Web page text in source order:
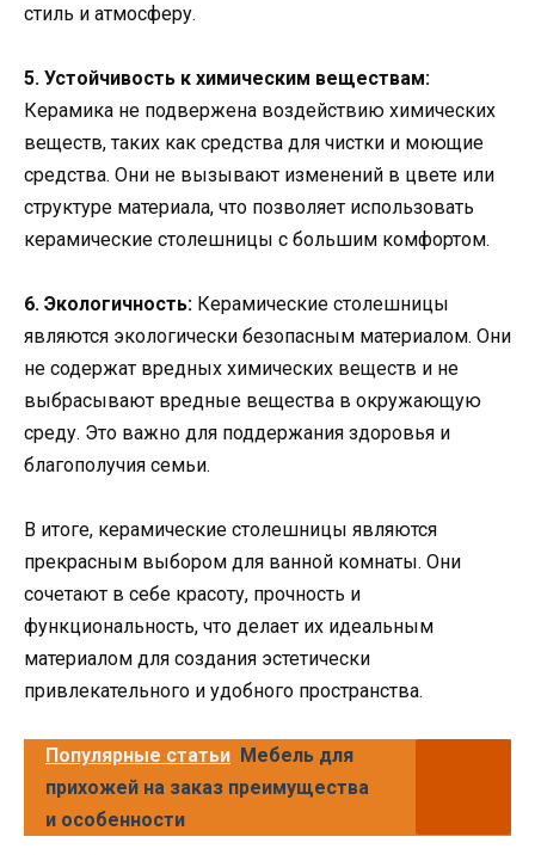
стиль и атмосферу.
5. Устойчивость к химическим веществам:
Керамика не подвержена воздействию химических
веществ, таких как средства для чистки и моющие
средства. Они не вызывают изменений в цвете или
структуре материала, что позволяет использовать
керамические столешницы с большим комфортом.
6. Экологичность: Керамические столешницы
являются экологически безопасным материалом. Они
не содержат вредных химических веществ и не
выбрасывают вредные вещества в окружающую
среду. Это важно для поддержания здоровья и
благополучия семьи.
В итоге, керамические столешницы являются
прекрасным выбором для ванной комнаты. Они
сочетают в себе красоту, прочность и
функциональность, что делает их идеальным
материалом для создания эстетически
привлекательного и удобного пространства.
Популярные статьи Мебель для
прихожей на заказ преимущества
и особенности